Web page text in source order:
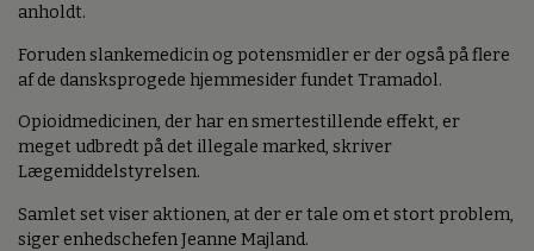
anholdt.
Foruden slankemedicin og potensmidler er der også på flere
af de dansksprogede hjemmesider fundet Tramadol.
Opioidmedicinen, der har en smertestillende effekt, er
meget udbredt på det illegale marked, skriver
Lægemiddelstyrelsen.
Samlet set viser aktionen, at der er tale om et stort problem,
siger enhedschefen Jeanne Majland.